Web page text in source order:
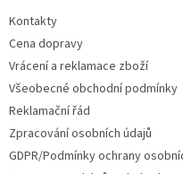
Kontakty
Cena dopravy
Vrácení a reklamace zboží
Všeobecné obchodní podmínky
Reklamační řád
Zpracování osobních údajů
GDPR/Podmínky ochrany